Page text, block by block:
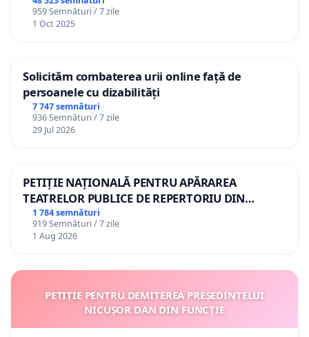
959 Semnături / 7 zile
1 Oct 2025
Solicităm combaterea urii online față de
persoanele cu dizabilități
7 747 semnături
936 Semnături / 7 zile
29 Jul 2026
PETIȚIE NAȚIONALĂ PENTRU APĂRAREA
TEATRELOR PUBLICE DE REPERTORIU DIN
ROMÂNIA
1 784 semnături
919 Semnături / 7 zile
1 Aug 2026
PETIȚIE PENTRU DEMITEREA PREȘEDINTELUI
NICUȘOR DAN DIN FUNCȚIE